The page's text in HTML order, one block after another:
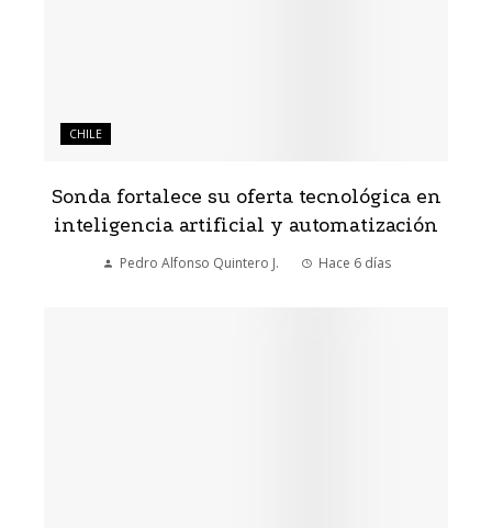
CHILE
Sonda fortalece su oferta tecnológica en
inteligencia artificial y automatización
Pedro Alfonso Quintero J. Hace 6 días